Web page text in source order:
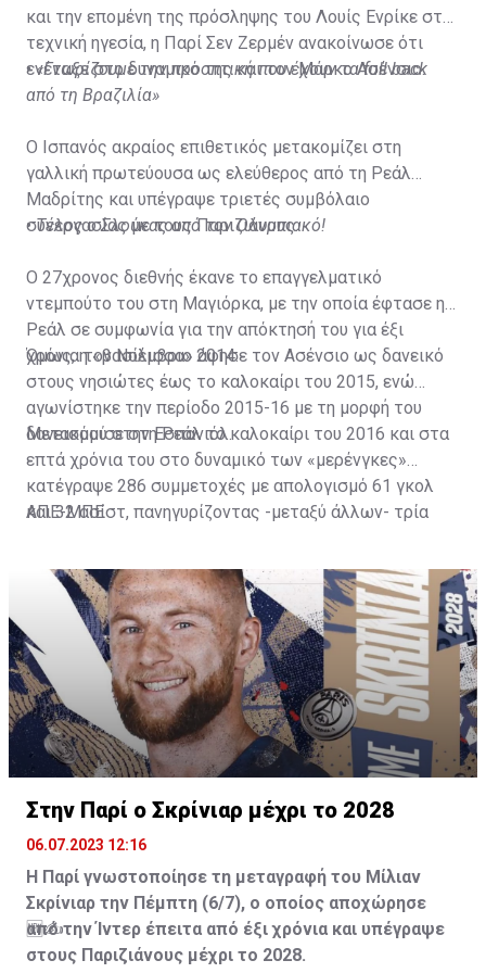
που θα υποστεί σε περίπτωση που ο Εμπαπέ
αποχωρήσει ως ελεύθερος το καλοκαίρι του 2024 και
τη "ζημιά που προκάλεσε" από την αποστολή της
επιστολής και την αποκάλυψη του περιεχομένου της.
"Είναι αλήθεια ότι συζητήσαμε για μία πολύ φιλόδοξη
μεταγραφική πολιτική, που όμως κατάφεραμε να
υλοποιήσουμε σε ένα μέρος, δεδομένων των
συνθηκών, του μεταγραφικού παραθύρου και των
εντελώς εκτός του ελέγχου μας, παρά τις οποίες
προσπαθήσαμε να ανταπεξέρθουμε στις απαιτήσεις
σου, σε αντίθεση με ό,τι θα κάναμε για οποιονδήποτε
άλλον παίκτη χωρίς να είμαστε βάρος στον σύλλογο",
αναφέρεται μεταξύ άλλων στην επιστολή προς τον
Εμπαπέ.
Ο πρόεδρος της Παρί, Νασέλ αλ Κελαϊφί, δήλωσε κατά
την παρουσίαση του Λουίς Ενρίκε την Τετάρτη πως ο
Εμπαπέ έχει περιθώριο να απαντήσει μέσα στις
ανανεώσει το συμβόλαιό του ή θα τεθεί προς πώληση,
ανεξαρτήτως αν ο ίδιος ο παίκτης επιθυμεί να
αγωνιστεί στο Παρίσι και το 2023-2024.
και την επομένη της πρόσληψης του Λουίς Ενρίκε στην
τεχνική ηγεσία, η Παρί Σεν Ζερμέν ανακοίνωσε ότι
ενέταξε στο δυναμικό της και τον Μάρκο Ασένσιο.
•«Γνωρίζουμε την προοπτική που έχουν τα full back
από τη Βραζιλία»
Ο Ισπανός ακραίος επιθετικός μετακομίζει στη
γαλλική πρωτεύουσα ως ελεύθερος από τη Ρεάλ
Μαδρίτης και υπέγραψε τριετές συμβόλαιο
συνεργασίας με τους Παριζιάνους.
•Τέλος ο Σλούκας από τον Ολυμπιακό!
Ο 27χρονος διεθνής έκανε το επαγγελματικό
ντεμπούτο του στη Μαγιόρκα, με την οποία έφτασε η
Ρεάλ σε συμφωνία για την απόκτησή του για έξι
χρόνια τον Νοέμβριο 2014.
Όμως, η «βασίλισσα» άφησε τον Ασένσιο ως δανεικό
στους νησιώτες έως το καλοκαίρι του 2015, ενώ
αγωνίστηκε την περίοδο 2015-16 με τη μορφή του
δανεισμού στην Εσπανιόλ.
Μετακόμισε στη Ρεάλ το καλοκαίρι του 2016 και στα
επτά χρόνια του στο δυναμικό των «μερένγκες»
κατέγραψε 286 συμμετοχές με απολογισμό 61 γκολ
και 32 ασίστ, πανηγυρίζοντας -μεταξύ άλλων- τρία
κύπελλο Ισπανίας, καθώς και τέσσερα Παγκόσμια
Κύπελλα συλλόγων.
ΑΠΕ-ΜΠΕ
Στην Παρί ο Σκρίνιαρ μέχρι το 2028
06.07.2023 12:16
Η Παρί γνωστοποίησε τη μεταγραφή του Μίλιαν
Σκρίνιαρ την Πέμπτη (6/7), ο οποίος αποχώρησε
από την Ίντερ έπειτα από έξι χρόνια και υπέγραψε
στους Παριζιάνους μέχρι το 2028.
🆕✍️